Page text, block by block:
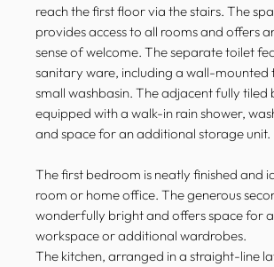
reach the first floor via the stairs. The
provides access to all rooms and offers
sense of welcome. The separate toilet
sanitary ware, including a wall-mounted
small washbasin. The adjacent fully tiled
equipped with a walk-in rain shower,
and space for an additional storage unit.
The first bedroom is neatly finished and
room or home office. The generous
wonderfully bright and offers space for
workspace or additional wardrobes.
The kitchen, arranged in a straight-line